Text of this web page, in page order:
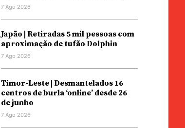
7 Ago 2026
Japão | Retiradas 5 mil pessoas com
aproximação de tufão Dolphin
7 Ago 2026
Timor-Leste | Desmantelados 16
centros de burla ‘online’ desde 26
de junho
7 Ago 2026